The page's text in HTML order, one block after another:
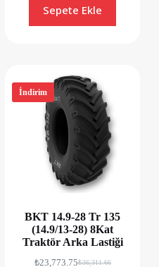
Sepete Ekle
İndirim
BKT 14.9-28 Tr 135
(14.9/13-28) 8Kat
Traktör Arka Lastiği
₺36,311.66
₺23,773.75